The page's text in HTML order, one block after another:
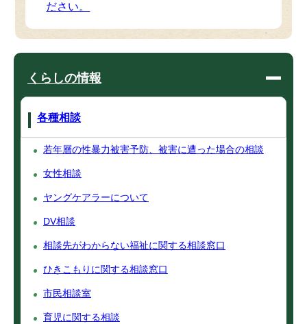
ださい。
くらしの情報
各種相談
若年層の性暴力被害予防、被害に遭った場合の相談
女性相談
ヤングケアラーについて
DV相談
相談先がわからない福祉に関する相談窓口
ひきこもりに関する相談窓口
市民相談室
育児に関する相談